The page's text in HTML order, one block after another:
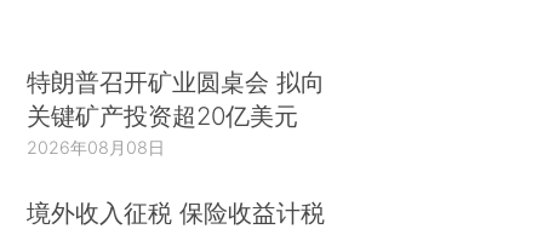
特朗普召开矿业圆桌会 拟向
关键矿产投资超20亿美元
2026年08月08日
境外收入征税 保险收益计税